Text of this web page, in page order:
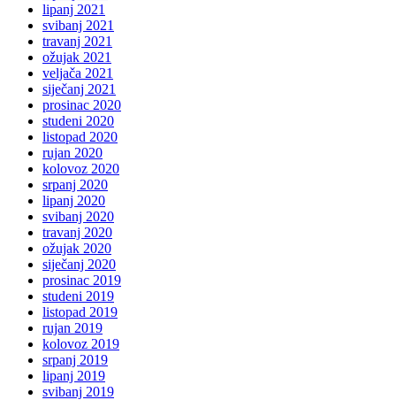
lipanj 2021
svibanj 2021
travanj 2021
ožujak 2021
veljača 2021
siječanj 2021
prosinac 2020
studeni 2020
listopad 2020
rujan 2020
kolovoz 2020
srpanj 2020
lipanj 2020
svibanj 2020
travanj 2020
ožujak 2020
siječanj 2020
prosinac 2019
studeni 2019
listopad 2019
rujan 2019
kolovoz 2019
srpanj 2019
lipanj 2019
svibanj 2019